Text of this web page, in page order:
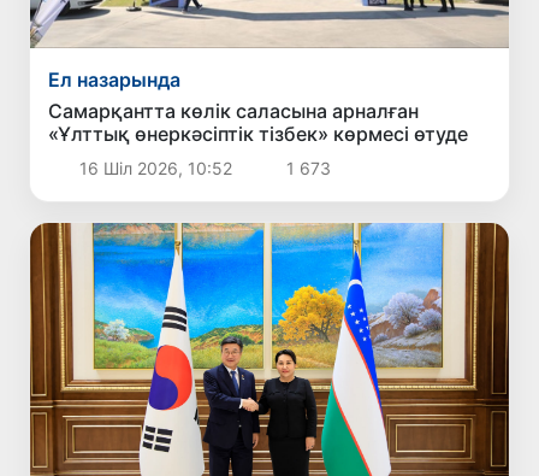
Ел назарында
Самарқантта көлік саласына арналған
«Ұлттық өнеркәсіптік тізбек» көрмесі өтуде
16 Шіл 2026, 10:52 1 673